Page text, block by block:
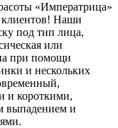
«Императрица»
клиентов! Наши
под тип лица,
или
при помощи
и нескольких
и короткими,
выпадением и